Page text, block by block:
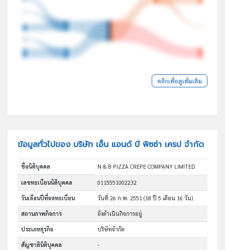
คลิกเพื่อดูเพิ่มเติม
ข้อมูลทั่วไปของ บริษัท เอ็น แอนด์ บี พิซซ่า เครป จำกัด
ชื่อนิติบุคคล N & B PIZZA CREPE COMPANY LIMITED
เลขทะเบียนนิติบุคคล 0115551002232
วันเดือนปีที่จดทะเบียน วันที่ 26 ก.พ. 2551(18 ปี 5 เดือน 16 วัน)
สถานภาพกิจการ ยังดำเนินกิจการอยู่
ประเภทธุรกิจ บริษัทจำกัด
สัญชาตินิติบุคคล -